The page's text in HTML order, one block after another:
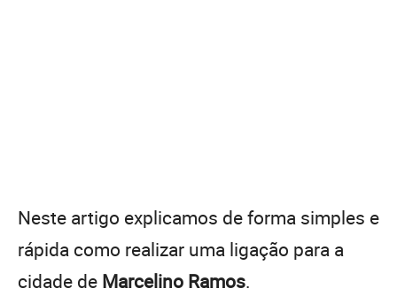
Neste artigo explicamos de forma simples e
rápida como realizar uma ligação para a
cidade de Marcelino Ramos.